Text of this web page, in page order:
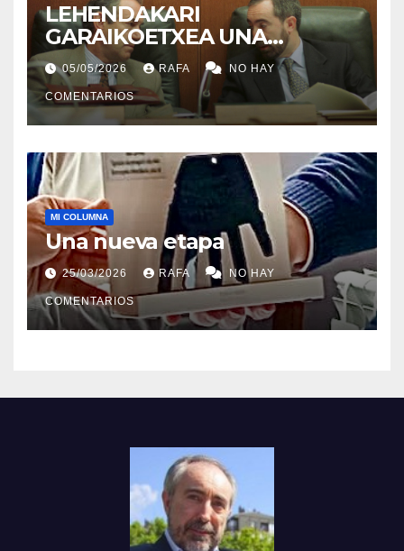
LEHENDAKARI
GARAIKOETXEA UNA
PERSONA QUE DIGNIFICA EL
EJERCICIO DE LA POLÍTICA
05/05/2026 RAFA NO HAY
COMENTARIOS
MI COLUMNA
Una nueva etapa
25/03/2026 RAFA NO HAY
COMENTARIOS